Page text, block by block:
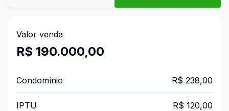
Valor venda
R$ 190.000,00
Condomínio R$ 238,00
IPTU R$ 120,00